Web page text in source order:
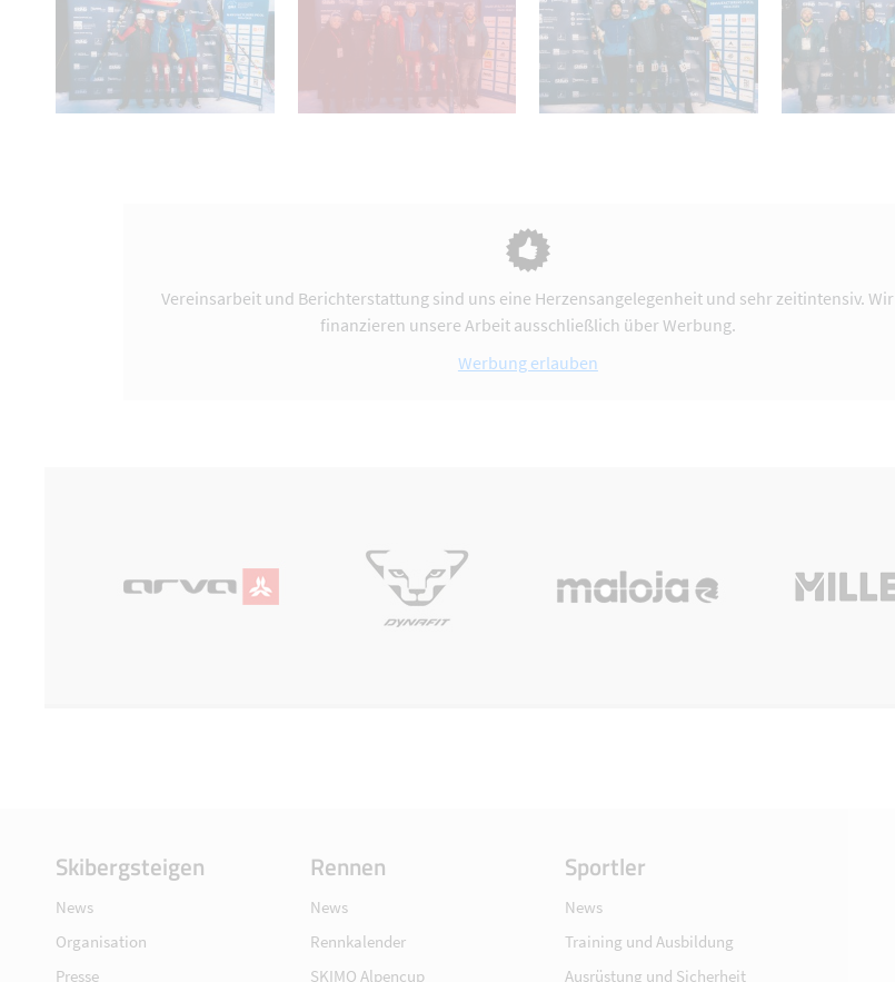
Vereinsarbeit und Berichterstattung sind uns eine Herzensangelegenheit und sehr zeitintensiv. Wir
finanzieren unsere Arbeit ausschließlich über Werbung.
Werbung erlauben
Skibergsteigen
News
Organisation
Presse
Rennen
News
Rennkalender
SKIMO Alpencup
Sportler
News
Training und Ausbildung
Ausrüstung und Sicherheit